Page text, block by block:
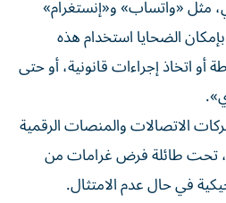
مثل «واتساب» و«إنستغرام»
الضحايا استخدام هذه
أو اتخاذ إجراءات قانونية، أو حتى
الاتصالات والمنصات الرقمية
تحت طائلة فرض غرامات من
في حال عدم الامتثال.